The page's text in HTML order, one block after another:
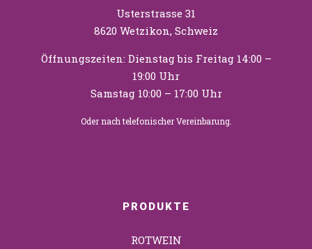
Usterstrasse 31
8620 Wetzikon, Schweiz
Öffnungszeiten: Dienstag bis Freitag 14:00 –
19:00 Uhr
Samstag 10:00 – 17:00 Uhr
Oder nach telefonischer Vereinbarung.
PRODUKTE
ROTWEIN